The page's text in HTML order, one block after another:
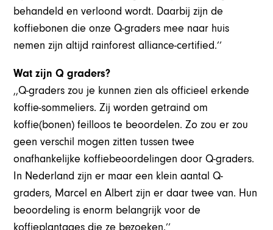
behandeld en verloond wordt. Daarbij zijn de
koffiebonen die onze Q-graders mee naar huis
nemen zijn altijd rainforest alliance-certified.’’
Wat zijn Q graders?
,,Q-graders zou je kunnen zien als officieel erkende
koffie-sommeliers. Zij worden getraind om
koffie(bonen) feilloos te beoordelen. Zo zou er zou
geen verschil mogen zitten tussen twee
onafhankelijke koffiebeoordelingen door Q-graders.
In Nederland zijn er maar een klein aantal Q-
graders, Marcel en Albert zijn er daar twee van. Hun
beoordeling is enorm belangrijk voor de
koffieplantages die ze bezoeken.’’